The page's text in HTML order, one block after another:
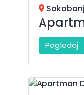
Pogledaj